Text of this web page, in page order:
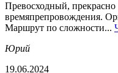
Превосходный,
времяпрепровождения.
Маршрут по сложности...
Юрий
19.06.2024